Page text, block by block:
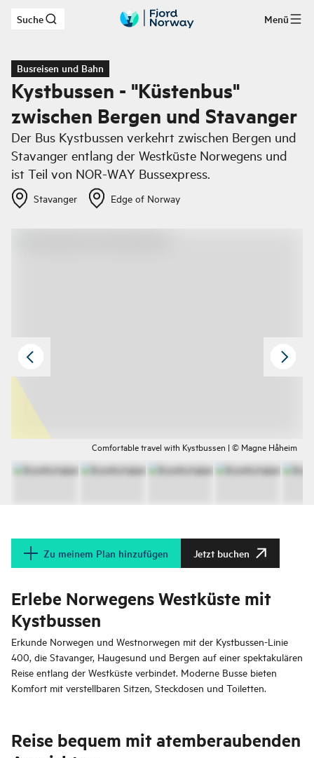
Zum Hauptinhalt
Suche Menü
Busreisen und Bahn
Kystbussen - "Küstenbus"
zwischen Bergen und Stavanger
Der Bus Kystbussen verkehrt zwischen Bergen und
Stavanger entlang der Westküste Norwegens und
ist Teil von NOR-WAY Bussexpress.
Stavanger Edge of Norway
Comfortable travel with Kystbussen | © Magne Håheim
Zu meinem Plan hinzufügen Jetzt buchen
Erlebe Norwegens Westküste mit
Kystbussen
Erkunde Norwegen und Westnorwegen mit der Kystbussen-Linie
400, die Stavanger, Haugesund und Bergen auf einer spektakulären
Reise entlang der Westküste verbindet. Moderne Busse bieten
Komfort mit verstellbaren Sitzen, Steckdosen und Toiletten.
Reise bequem mit atemberaubenden